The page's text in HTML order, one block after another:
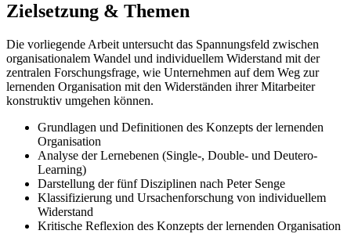
Zielsetzung & Themen
Die vorliegende Arbeit untersucht das Spannungsfeld zwischen
organisationalem Wandel und individuellem Widerstand mit der
zentralen Forschungsfrage, wie Unternehmen auf dem Weg zur
lernenden Organisation mit den Widerständen ihrer Mitarbeiter
konstruktiv umgehen können.
Grundlagen und Definitionen des Konzepts der lernenden
Organisation
Analyse der Lernebenen (Single-, Double- und Deutero-
Learning)
Darstellung der fünf Disziplinen nach Peter Senge
Klassifizierung und Ursachenforschung von individuellem
Widerstand
Kritische Reflexion des Konzepts der lernenden Organisation